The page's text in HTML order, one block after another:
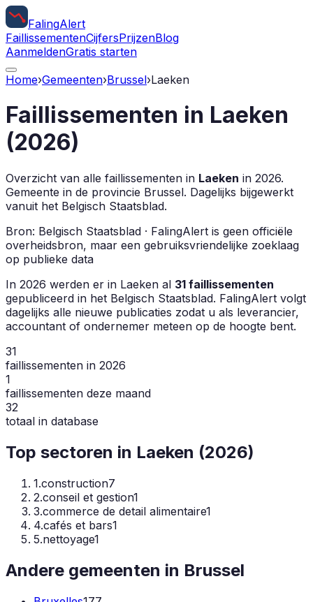
FalingAlert
FaillissementenCijfersPrijzenBlog
AanmeldenGratis starten
Home›Gemeenten›Brussel›Laeken
Faillissementen in Laeken
(2026)
Overzicht van alle faillissementen in Laeken in 2026.
Gemeente in de provincie Brussel. Dagelijks bijgewerkt
vanuit het Belgisch Staatsblad.
Bron: Belgisch Staatsblad · FalingAlert is geen officiële
overheidsbron, maar een gebruiksvriendelijke zoeklaag
op publieke data
In 2026 werden er in Laeken al 31 faillissementen
gepubliceerd in het Belgisch Staatsblad. FalingAlert volgt
dagelijks alle nieuwe publicaties zodat u als leverancier,
accountant of ondernemer meteen op de hoogte bent.
31
faillissementen in 2026
1
faillissementen deze maand
32
totaal in database
Top sectoren in Laeken (2026)
1.construction7
2.conseil et gestion1
3.commerce de detail alimentaire1
4.cafés et bars1
5.nettoyage1
Andere gemeenten in Brussel